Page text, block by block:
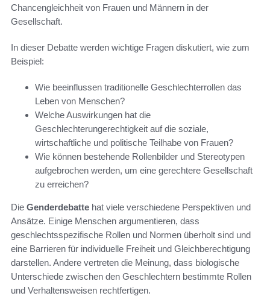
Chancengleichheit von Frauen und Männern in der
Gesellschaft.
In dieser Debatte werden wichtige Fragen diskutiert, wie zum
Beispiel:
Wie beeinflussen traditionelle Geschlechterrollen das
Leben von Menschen?
Welche Auswirkungen hat die
Geschlechterungerechtigkeit auf die soziale,
wirtschaftliche und politische Teilhabe von Frauen?
Wie können bestehende Rollenbilder und Stereotypen
aufgebrochen werden, um eine gerechtere Gesellschaft
zu erreichen?
Die Genderdebatte hat viele verschiedene Perspektiven und
Ansätze. Einige Menschen argumentieren, dass
geschlechtsspezifische Rollen und Normen überholt sind und
eine Barrieren für individuelle Freiheit und Gleichberechtigung
darstellen. Andere vertreten die Meinung, dass biologische
Unterschiede zwischen den Geschlechtern bestimmte Rollen
und Verhaltensweisen rechtfertigen.